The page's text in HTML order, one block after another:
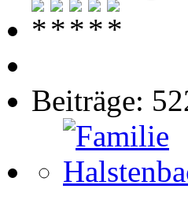
Beiträge: